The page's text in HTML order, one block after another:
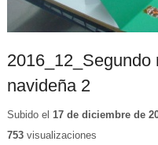
2016_12_Segundo
navideña 2
Subido el 17 de diciembre de
753visualizaciones